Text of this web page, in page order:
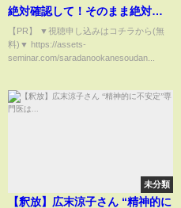
絶対確認して！そのまま絶対に
払うと99%が損します！【納税/
税金/通知書】
【PR】 ▼視聴申し込みはコチラから(無
料)▼ https://assets-
seminar.com/saradanookanesoudan...
未分類
【釈放】広末涼子さん “精神的に